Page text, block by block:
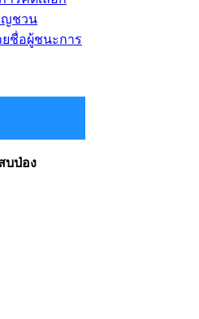
ญชวน
ยชื่อผู้ชนะการ
บป่อง